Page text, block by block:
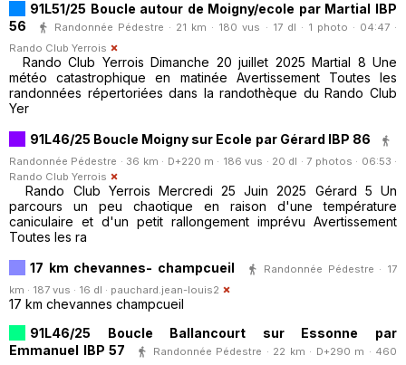
91L51/25 Boucle autour de Moigny/ecole par Martial IBP
56
Randonnée Pédestre · 21 km · 180 vus · 17 dl · 1 photo · 04:47 ·
Rando Club Yerrois
Rando Club Yerrois Dimanche 20 juillet 2025 Martial 8 Une
météo catastrophique en matinée Avertissement Toutes les
randonnées répertoriées dans la randothèque du Rando Club
Yer
91L46/25 Boucle Moigny sur Ecole par Gérard IBP 86
Randonnée Pédestre · 36 km · D+220 m · 186 vus · 20 dl · 7 photos · 06:53 ·
Rando Club Yerrois
Rando Club Yerrois Mercredi 25 Juin 2025 Gérard 5 Un
parcours un peu chaotique en raison d'une température
caniculaire et d'un petit rallongement imprévu Avertissement
Toutes les ra
17 km chevannes- champcueil
Randonnée Pédestre · 17
km · 187 vus · 16 dl · pauchard.jean-louis2
17 km chevannes champcueil
91L46/25 Boucle Ballancourt sur Essonne par
Emmanuel IBP 57
Randonnée Pédestre · 22 km · D+290 m · 460